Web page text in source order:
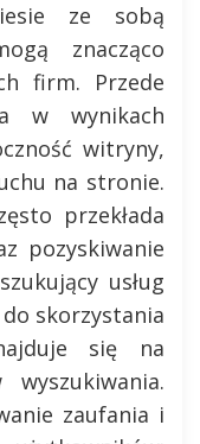
ze sobą
znacząco
firm. Przede
w wynikach
witryny,
na stronie.
przekłada
pozyskiwanie
usług
skorzystania
się na
zaufania i